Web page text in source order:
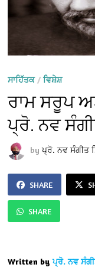
ਸਾਹਿੱਤਕ/ਵਿਸ਼ੇਸ਼
ਰਾਮ ਸਰੂਪ
ਪ੍ਰੋ. ਨਵ
byਪ੍ਰੋ. ਨਵ ਸੰਗੀਤ
SHARE
SHARE
Written by ਪ੍ਰੋ. ਨਵ